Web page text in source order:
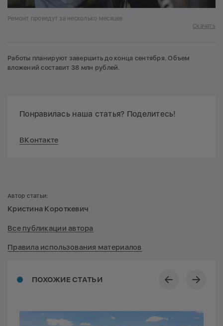
Ремонт проведут за несколько месяцев
Скачать
Работы планируют завершить до конца сентября. Объем
вложений составит 38 млн рублей.
Понравилась наша статья? Поделитесь!
ВКонтакте
ПОХОЖИЕ СТАТЬИ
Автор статьи:
Кристина Короткевич
Все публикации автора
Правила использования материалов